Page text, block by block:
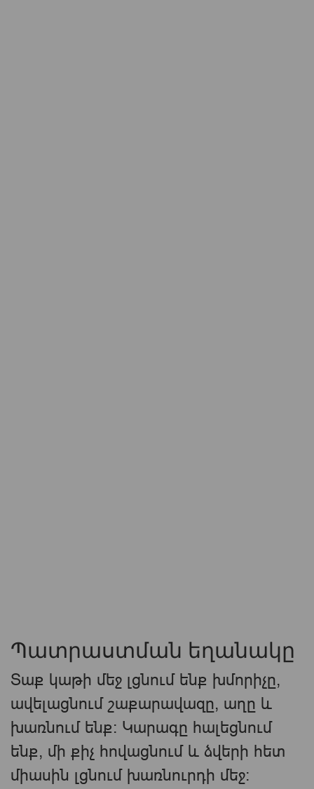
Պատրաստման եղանակը
Տաք կաթի մեջ լցնում ենք խմորիչը,
ավելացնում շաքարավազը, աղը և
խառնում ենք: Կարագը հալեցնում
ենք, մի քիչ հովացնում և ձվերի հետ
միասին լցնում խառնուրդի մեջ: